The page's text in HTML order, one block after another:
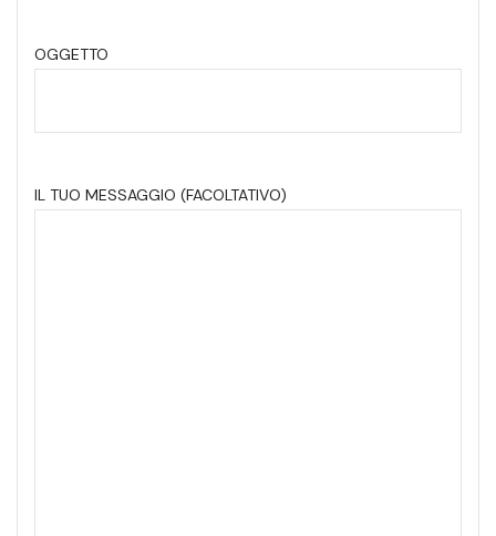
OGGETTO
IL TUO MESSAGGIO (FACOLTATIVO)